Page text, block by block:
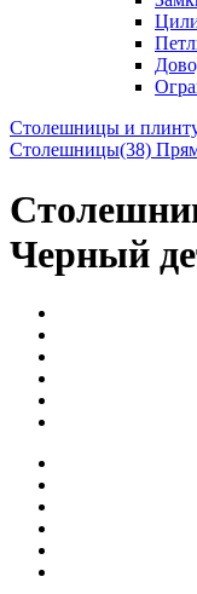
Столешницы и
Столешницы(38)
Черный